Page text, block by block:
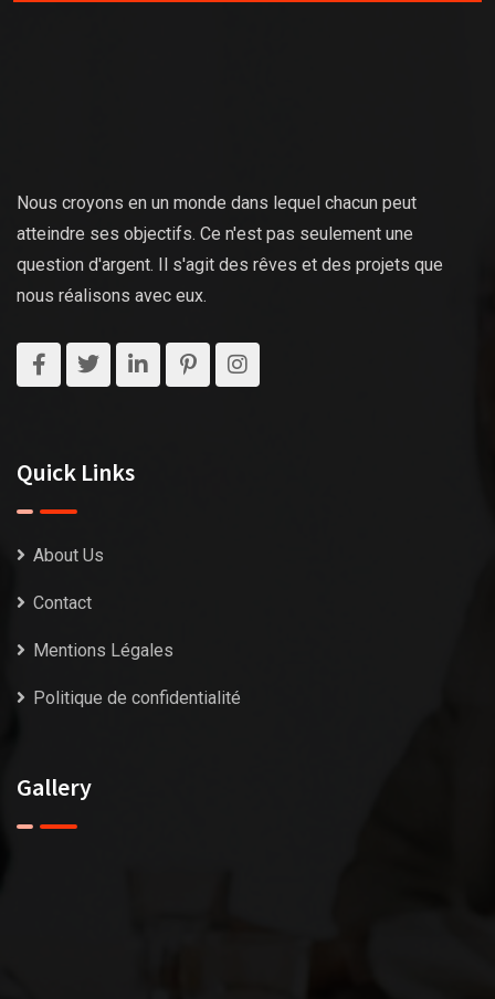
Nous croyons en un monde dans lequel chacun peut
atteindre ses objectifs. Ce n'est pas seulement une
question d'argent. Il s'agit des rêves et des projets que
nous réalisons avec eux.
Quick Links
About Us
Contact
Mentions Légales
Politique de confidentialité
Gallery